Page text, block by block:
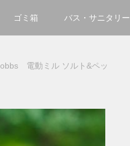
ゴミ箱 バス・サニタリー
電動ミル ソルト&ペッ